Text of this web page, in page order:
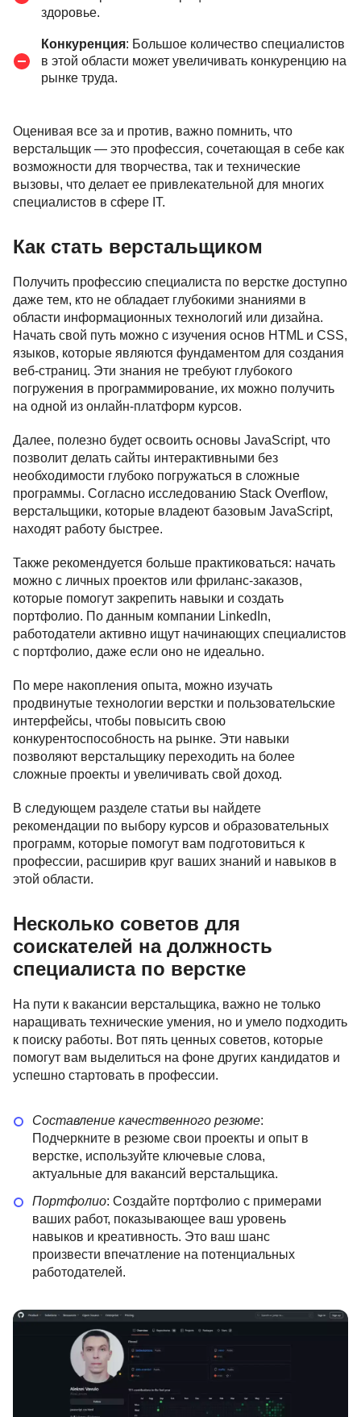
здоровье.
Конкуренция: Большое количество специалистов
в этой области может увеличивать конкуренцию на
рынке труда.
Оценивая все за и против, важно помнить, что
верстальщик — это профессия, сочетающая в себе как
возможности для творчества, так и технические
вызовы, что делает ее привлекательной для многих
специалистов в сфере IT.
Как стать верстальщиком
Получить профессию специалиста по верстке доступно
даже тем, кто не обладает глубокими знаниями в
области информационных технологий или дизайна.
Начать свой путь можно с изучения основ HTML и CSS,
языков, которые являются фундаментом для создания
веб-страниц. Эти знания не требуют глубокого
погружения в программирование, их можно получить
на одной из онлайн-платформ курсов.
Далее, полезно будет освоить основы JavaScript, что
позволит делать сайты интерактивными без
необходимости глубоко погружаться в сложные
программы. Согласно исследованию Stack Overflow,
верстальщики, которые владеют базовым JavaScript,
находят работу быстрее.
Также рекомендуется больше практиковаться: начать
можно с личных проектов или фриланс-заказов,
которые помогут закрепить навыки и создать
портфолио. По данным компании LinkedIn,
работодатели активно ищут начинающих специалистов
с портфолио, даже если оно не идеально.
По мере накопления опыта, можно изучать
продвинутые технологии верстки и пользовательские
интерфейсы, чтобы повысить свою
конкурентоспособность на рынке. Эти навыки
позволяют верстальщику переходить на более
сложные проекты и увеличивать свой доход.
В следующем разделе статьи вы найдете
рекомендации по выбору курсов и образовательных
программ, которые помогут вам подготовиться к
профессии, расширив круг ваших знаний и навыков в
этой области.
Несколько советов для
соискателей на должность
специалиста по верстке
На пути к вакансии верстальщика, важно не только
наращивать технические умения, но и умело подходить
к поиску работы. Вот пять ценных советов, которые
помогут вам выделиться на фоне других кандидатов и
успешно стартовать в профессии.
Составление качественного резюме:
Подчеркните в резюме свои проекты и опыт в
верстке, используйте ключевые слова,
актуальные для вакансий верстальщика.
Портфолио: Создайте портфолио с примерами
ваших работ, показывающее ваш уровень
навыков и креативность. Это ваш шанс
произвести впечатление на потенциальных
работодателей.